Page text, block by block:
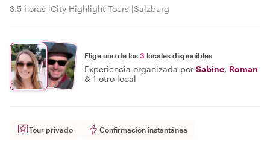
3.5 horas City Highlight Tours Salzburg
Elige uno de los 3 locales disponibles
Experiencia organizada por Sabine, Roman
& 1 otro local
Tour privado Confirmación instantánea